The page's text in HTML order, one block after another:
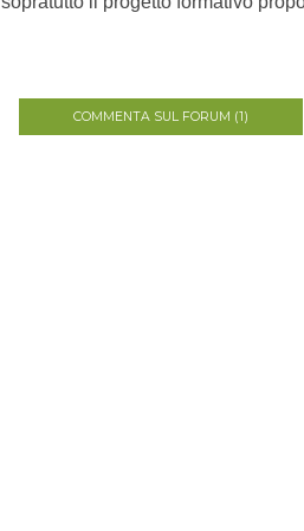
COMMENTA SUL FORUM (1)